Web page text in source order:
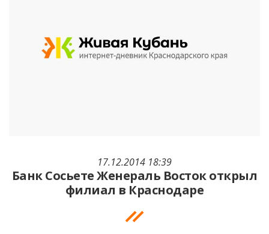
17.12.2014 18:39
Банк Сосьете Женераль Восток открыл
филиал в Краснодаре